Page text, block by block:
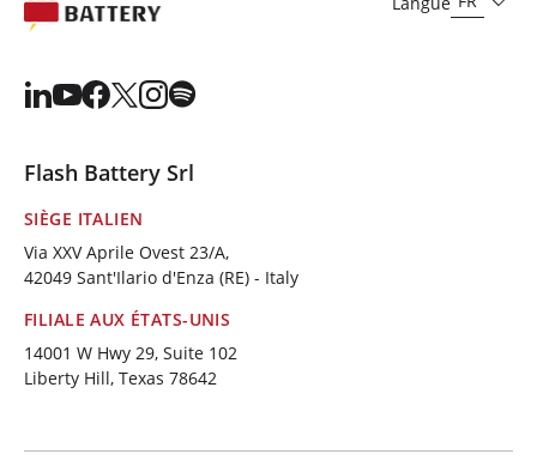
Flash Battery Srl
SIÈGE ITALIEN
Via XXV Aprile Ovest 23/A,
42049 Sant'Ilario d'Enza (RE) - Italy
FILIALE AUX ÉTATS-UNIS
14001 W Hwy 29, Suite 102
Liberty Hill, Texas 78642